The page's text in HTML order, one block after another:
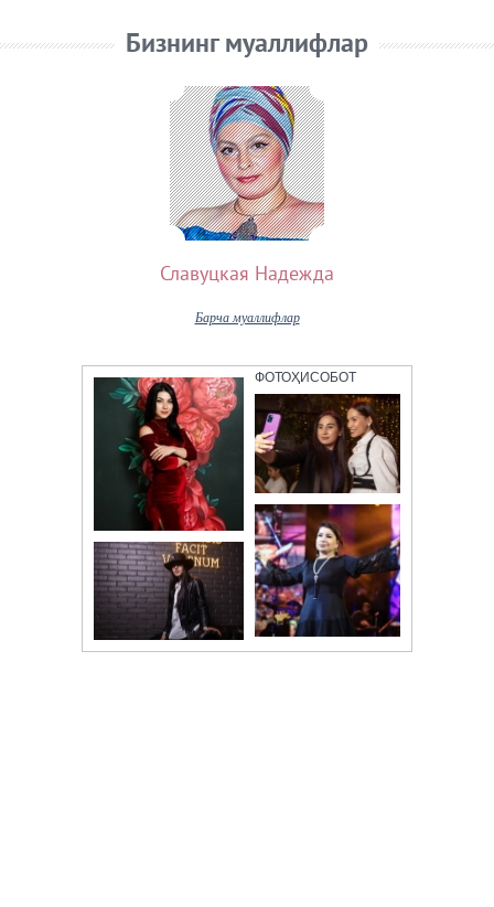
Бизнинг муаллифлар
Славуцкая Надежда
Барча муаллифлар
ФОТОҲИСОБОТ